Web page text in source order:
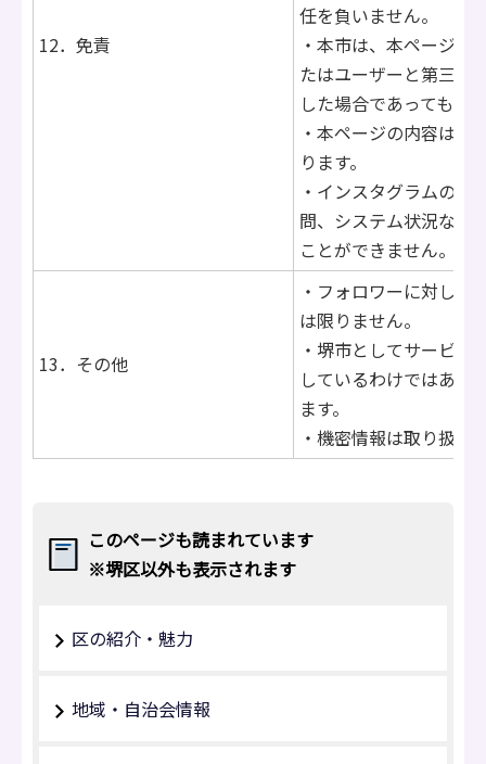
12．免責
任を負いません。
・本市は、本ページに
たはユーザーと第三者
した場合であっても、
・本ページの内容は予
ります。
・インスタグラムのご
問、システム状況など
ことができません。
13．その他
・フォロワーに対して
は限りません。
・堺市としてサービス
しているわけではあり
ます。
・機密情報は取り扱い
このページも読まれています
※堺区以外も表示されます
区の紹介・魅力
地域・自治会情報